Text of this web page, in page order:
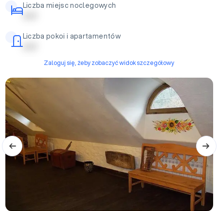
Liczba miejsc noclegowych
| | | | |
Liczba pokoi i apartamentów
| | | | |
Zaloguj się, żeby zobaczyć widok szczegółowy